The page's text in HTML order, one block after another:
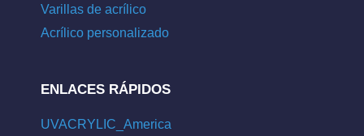
Varillas de acrílico
Acrílico personalizado
ENLACES RÁPIDOS
UVACRYLIC_America